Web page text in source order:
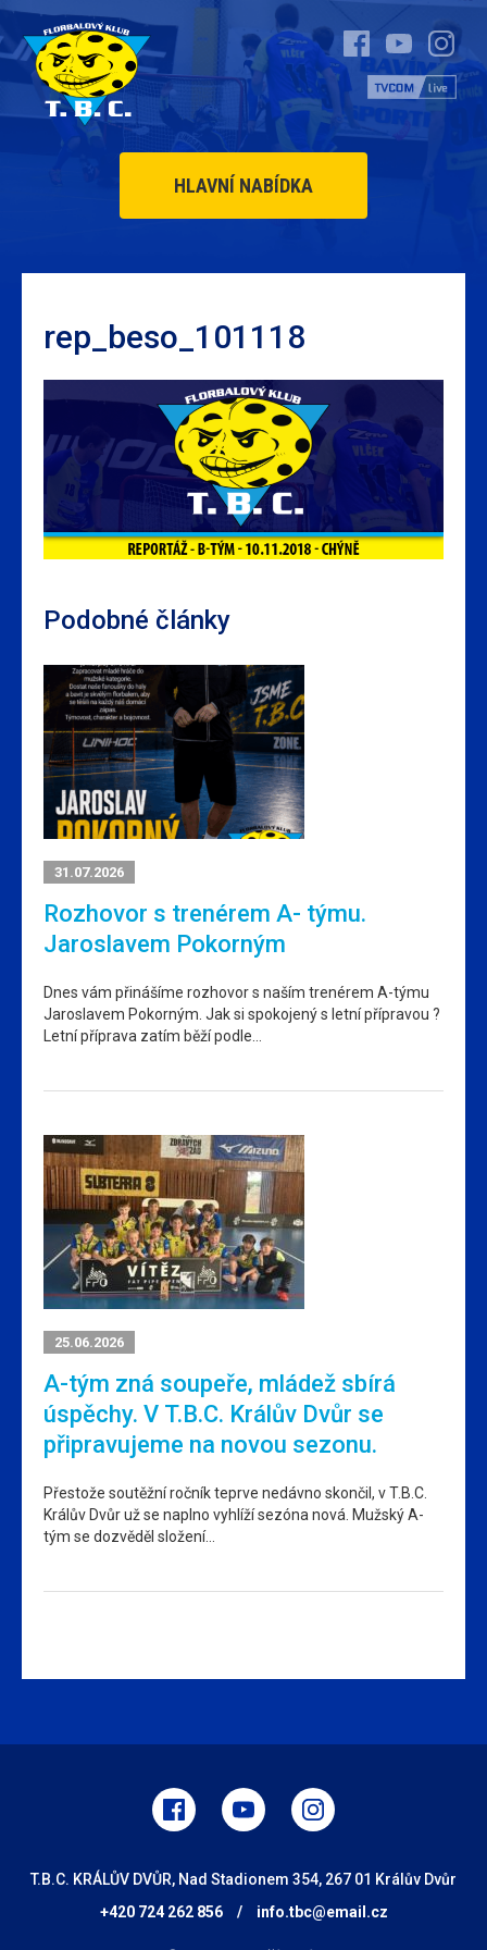
HLAVNÍ NABÍDKA
rep_beso_101118
Podobné články
31.07.2026
Rozhovor s trenérem A- týmu.
Jaroslavem Pokorným
Dnes vám přinášíme rozhovor s naším trenérem A-týmu
Jaroslavem Pokorným. Jak si spokojený s letní přípravou ?
Letní příprava zatím běží podle…
25.06.2026
A-tým zná soupeře, mládež sbírá
úspěchy. V T.B.C. Králův Dvůr se
připravujeme na novou sezonu.
Přestože soutěžní ročník teprve nedávno skončil, v T.B.C.
Králův Dvůr už se naplno vyhlíží sezóna nová. Mužský A-
tým se dozvěděl složení…
T.B.C. KRÁLŮV DVŮR, Nad Stadionem 354, 267 01 Králův Dvůr
+420 724 262 856
/ info.tbc@email.cz